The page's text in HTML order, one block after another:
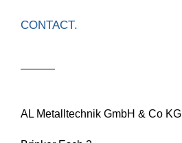
CONTACT.
AL Metalltechnik GmbH & Co KG